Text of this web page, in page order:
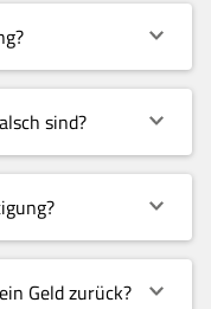
sind?
Geld zurück?